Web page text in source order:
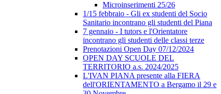
Microinserimenti 25/26
1/15 febbraio - Gli ex studenti del Socio
Sanitario incontrano gli studenti del Piana
7 gennaio - I tutors e l'Orientatore
incontrano gli studenti delle classi terze
Prenotazioni Open Day 07/12/2024
OPEN DAY SCUOLE DEL
TERRITORIO a.s. 2024/2025
L'IVAN PIANA presente alla FIERA
dell'ORIENTAMENTO a Bergamo il 29 e